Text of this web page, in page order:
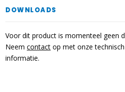
DOWNLOADS
Voor dit product is momenteel geen
Neemcontact op met onze
informatie.